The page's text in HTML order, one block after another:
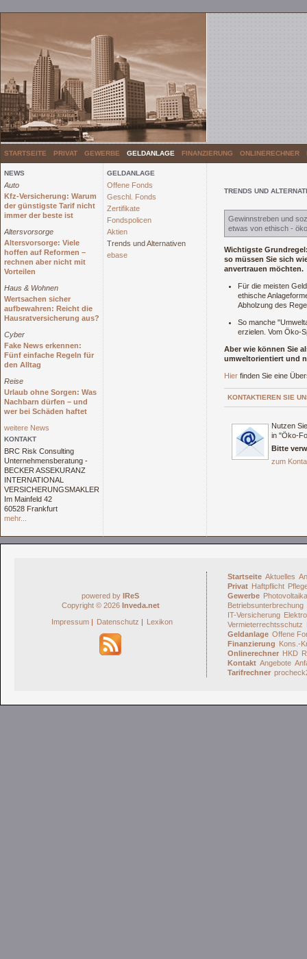
STARTSEITE PRIVAT GEWERBE GELDANLAGE FINANZIERUNG ONLINERECHNER
NEWS
Auto
Kfz-Versicherung: Warum
der günstigste Tarif nicht
immer der beste ist
Altersvorsorge
Altersvorsorge: Viele
hoffen auf Reformen –
rechnen aber nicht mit
Vorteilen
Haus & Wohnen
Wertsachen sicher
aufbewahren: Reicht die
Hausratversicherung aus?
Cyber
Fake News erkennen:
Fünf einfache Regeln für
den Alltag
Reise
Urlaub ohne Sorgen: Was
Nachbarn dürfen – und
wer bei Schäden haftet
weitere News
KONTAKT
BRC Risk Consulting
Unternehmensberatung -
BECKER ASSEKURANZ
INTERNATIONAL
VERSICHERUNGSMAKLER
Im Mainfeld 42
60528 Frankfurt
mehr...
GELDANLAGE
Offene Fonds
Geschl. Fonds
Zertifikate
Fondspolicen
Aktien
Trends und Alternativen
ebase
TRENDS UND
Gewinnstreben und
etwas von ethisch -
Wichtigste
so müssen Sie sich
anvertrauen möchten.
Für die meisten
ethische
Abholzung des
So manche
erzielen. Vom Öko-
Aber wie können Sie
umweltorientiert und
Hier finden Sie eine
KONTAKTIEREN SIE
Nutzen
in "Öko-
Bitte
zum
powered by IReS
Copyright © 2026 Inveda.net
Impressum | Datenschutz | Lexikon
Startseite Aktuelles
Privat Haftpflicht
Gewerbe
Betriebsunterbrechung
IT-Versicherung
Vermieterrechtsschutz
Geldanlage Offene
Finanzierung Kons.-
Onlinerechner HKD
Kontakt Angebote
Tarifrechner